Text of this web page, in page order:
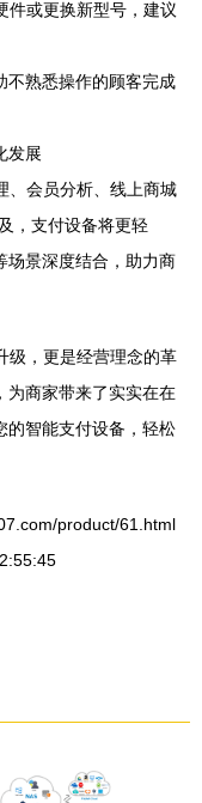
件或更换新型号，建议
不熟悉操作的顾客完成
发展
、会员分析、线上商城
，支付设备将更轻
场景深度结合，助力商
级，更是经营理念的革
为商家带来了实实在在
的智能支付设备，轻松
product/61.html